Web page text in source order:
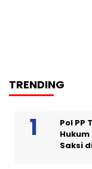
TRENDING
Pol PP
Saksi